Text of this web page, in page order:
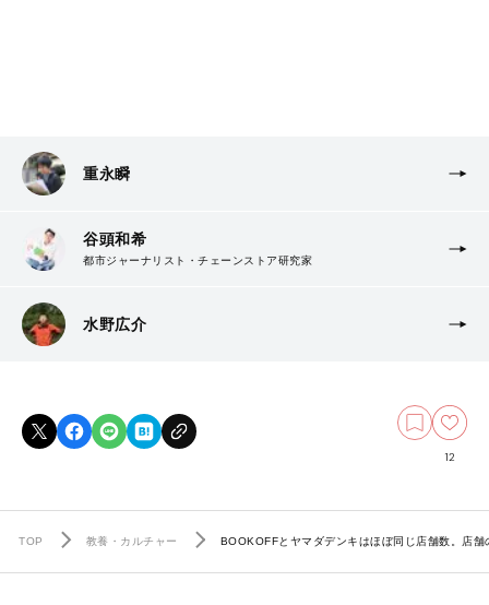
重永瞬
谷頭和希
都市ジャーナリスト・チェーンストア研究家
水野広介
12
TOP 教養・カルチャー BOOKOFFとヤマダデンキはほぼ同じ店舗数。店